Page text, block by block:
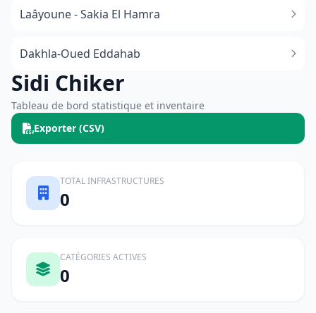
Laâyoune - Sakia El Hamra
Dakhla-Oued Eddahab
Sidi Chiker
Tableau de bord statistique et inventaire
Exporter (CSV)
TOTAL INFRASTRUCTURES
0
CATÉGORIES ACTIVES
0